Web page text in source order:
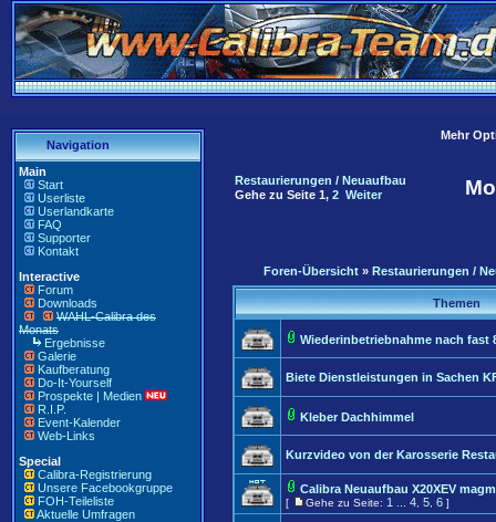
Navigation
Main
Start
Userliste
Userlandkarte
FAQ
Supporter
Kontakt
Interactive
Forum
Downloads
WAHL-Calibra des
Monats
Ergebnisse
Galerie
Kaufberatung
Do-It-Yourself
Prospekte | Medien
R.I.P.
Event-Kalender
Web-Links
Special
Calibra-Registrierung
Unsere Facebookgruppe
FOH-Teileliste
Aktuelle Umfragen
Mehr
Restaurierungen / Neuaufbau
Gehe zu Seite 1, 2 Weiter
Foren-Übersicht » Restaurierungen /
Themen
Wiederinbetriebnahme nach fast
Biete Dienstleistungen in Sachen
Kleber Dachhimmel
Kurzvideo von der Karosserie
Calibra Neuaufbau X20XEV
[ Gehe zu Seite: 1 4 5 6 ]